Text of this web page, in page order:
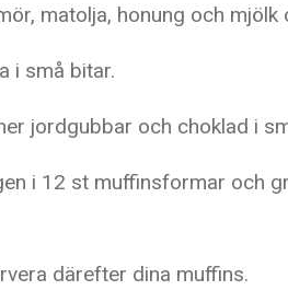
matolja, honung och mjölk
i små bitar.
jordgubbar och choklad i
i 12 st muffinsformar och
därefter dina muffins.